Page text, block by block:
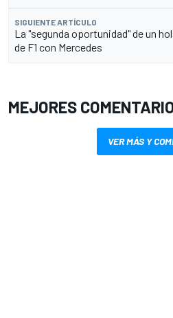
SIGUIENTE ARTÍCULO
La "segunda oportunidad" de un
de F1 con Mercedes
MEJORES
VER MÁS Y